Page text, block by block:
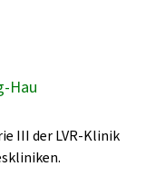
Hau
III der LVR-Klinik